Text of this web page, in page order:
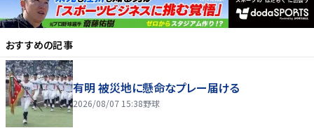
おすすめの記事
有明 被災地に懸命なプレー届ける
2026/08/07 15:38野球